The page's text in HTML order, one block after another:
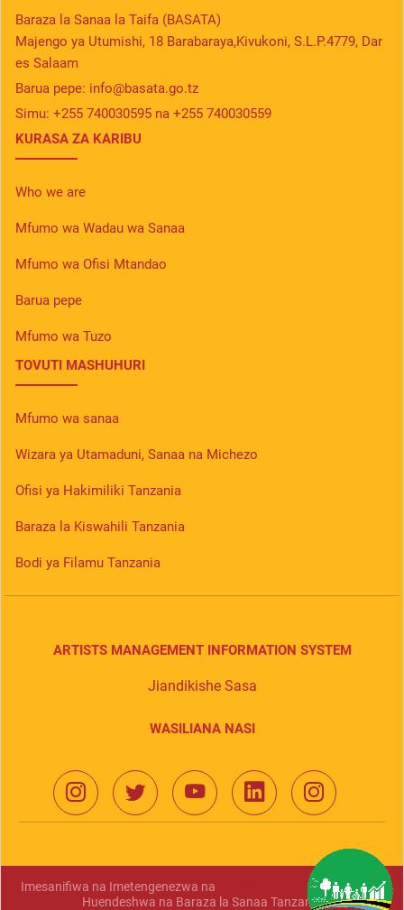
Baraza la Sanaa la Taifa (BASATA)
Majengo ya Utumishi, 18 Barabaraya,Kivukoni, S.L.P.4779, Dar
es Salaam
Barua pepe: info@basata.go.tz
Simu: +255 740030595 na +255 740030559
KURASA ZA KARIBU
Who we are
Mfumo wa Wadau wa Sanaa
Mfumo wa Ofisi Mtandao
Barua pepe
Mfumo wa Tuzo
TOVUTI MASHUHURI
Mfumo wa sanaa
Wizara ya Utamaduni, Sanaa na Michezo
Ofisi ya Hakimiliki Tanzania
Baraza la Kiswahili Tanzania
Bodi ya Filamu Tanzania
WASILIANA NASI
ARTISTS MANAGEMENT INFORMATION SYSTEM
Jiandikishe Sasa
Imesanifiwa na Imetengenezwa na
Mamlaka ya Serikali Mtandao
Huendeshwa na Baraza la Sanaa Tanzania